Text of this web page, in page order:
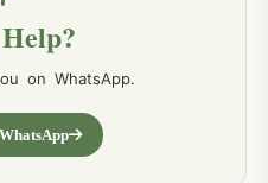
on WhatsApp.